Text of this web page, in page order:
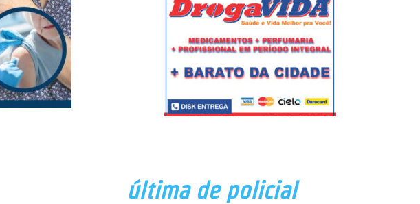
última de policial